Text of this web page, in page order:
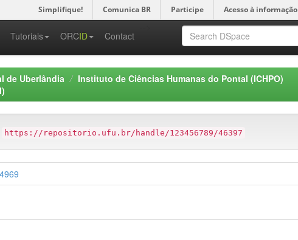
Simplifique! Comunica BR Participe Acesso à informação
Tutoriais ORCID Contact
de Uberlândia
Instituto de Ciências Humanas do Pontal (ICHPO)
https://repositorio.ufu.br/handle/123456789/46397